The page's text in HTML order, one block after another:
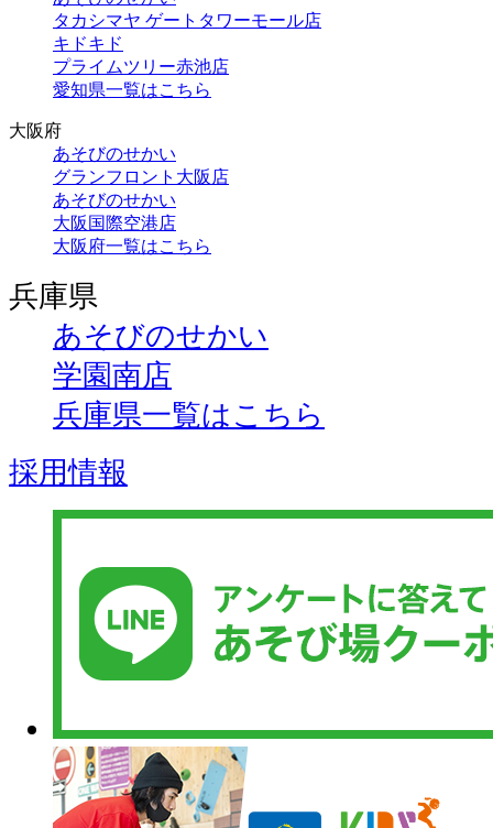
タカシマヤ ゲートタワーモール店
キドキド
プライムツリー赤池店
愛知県一覧はこちら
大阪府
あそびのせかい
グランフロント大阪店
あそびのせかい
大阪国際空港店
大阪府一覧はこちら
兵庫県
あそびのせかい
学園南店
兵庫県一覧はこちら
採用情報